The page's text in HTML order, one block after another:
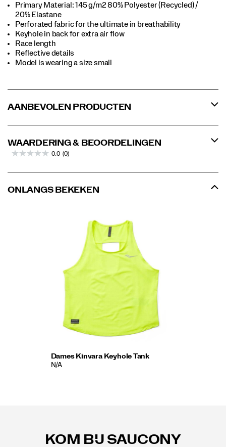
Primary Material: 145 g/m2 80% Polyester (Recycled) /
20% Elastane
Perforated fabric for the ultimate in breathability
Keyhole in back for extra air flow
Race length
Reflective details
Model is wearing a size small
AANBEVOLEN PRODUCTEN
WAARDERING & BEOORDELINGEN
0.0 (0)
ONLANGS BEKEKEN
Dames Kinvara Keyhole Tank
N/A
KOM BIJ SAUCONY